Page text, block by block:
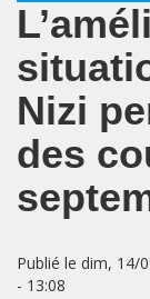
Nizi
des
Publié le dim, 14/
- 13:08